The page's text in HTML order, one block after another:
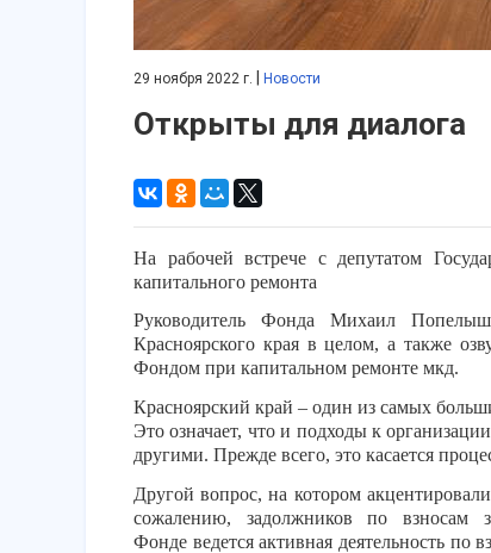
29 ноября 2022 г. Новости
Открыты для диалога
На рабочей встрече с депутатом
капитального ремонта
Руководитель Фонда Михаил
Красноярского края в целом, а также
Фондом при капитальном ремонте мкд.
Красноярский край – один из самых
Это означает, что и подходы к
другими. Прежде всего, это касается
Другой вопрос, на котором
сожалению, задолжников по взносам
Фонде ведется активная деятельность по